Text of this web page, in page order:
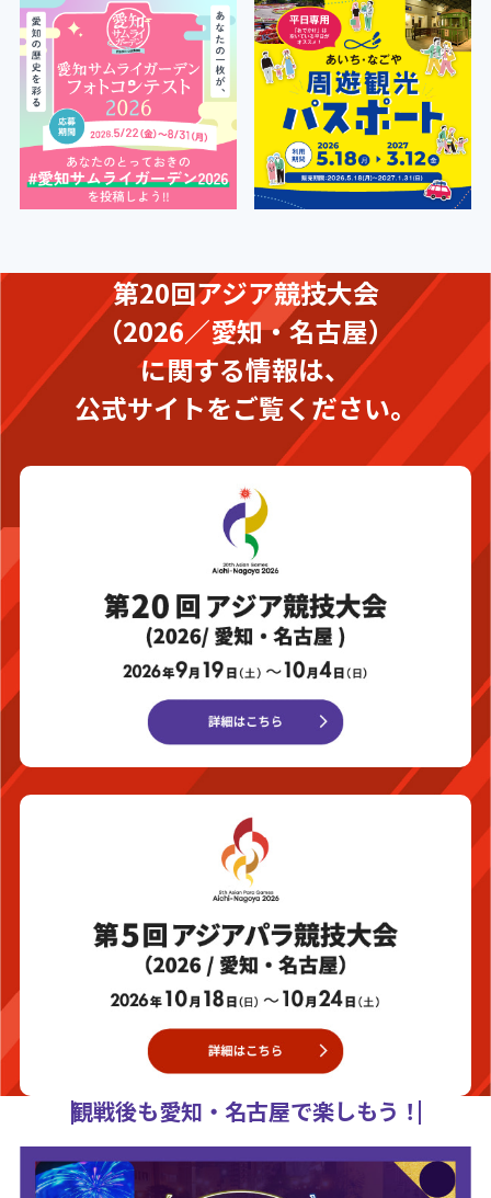
第20回アジア競技大会
（2026／愛知・名古屋）
に関する情報は、
公式サイトをご覧ください。
観戦後も愛知・名古屋で楽しもう！